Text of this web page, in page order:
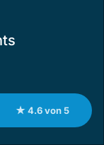
★ 4.6 von 5